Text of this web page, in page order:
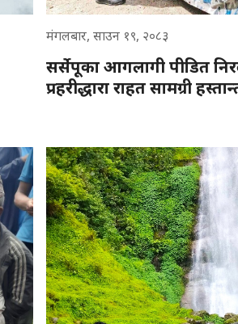
मंगलबार, साउन १९, २०८३
सर्सेपूका आगलागी पीडित
प्रहरीद्धारा राहत सामग्री